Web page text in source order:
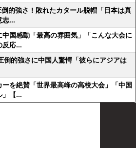
的強さ！敗れたカタール脱帽「日本は真
志...
中国感動「最高の雰囲気」「こんな大会に
反応...
倒的強さに中国人驚愕「彼らにアジアは
を絶賛「世界最高峰の高校大会」「中国
」【...